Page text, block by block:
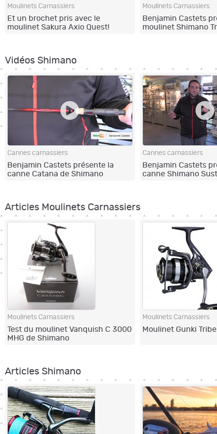
Moulinets Carnassiers
Et un brochet pris avec le
moulinet Sakura Axio Quest!
Moulinets Carnassiers
Benjamin Castets
moulinet Shimano
Vidéos Shimano
Cannes carnassiers
Benjamin Castets présente la
canne Catana de Shimano
Cannes carnassiers
Benjamin Castets
canne Shimano
Articles Moulinets Carnassiers
Moulinets Carnassiers
Test du moulinet Vanquish C 3000
MHG de Shimano
Moulinets Carnassiers
Moulinet Gunki
Articles Shimano